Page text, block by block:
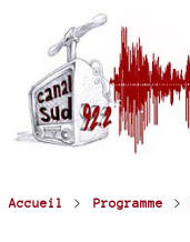
Accueil > Programme >